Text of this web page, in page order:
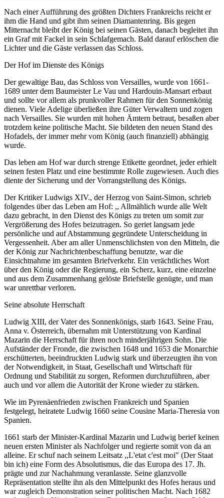
Nach einer Aufführung des größten Dichters Frankreichs reicht er
ihm die Hand und gibt ihm seinen Diamantenring. Bis gegen
Mitternacht bleibt der König bei seinen Gästen, danach begleitet ihn
ein Graf mit Fackel in sein Schlafgemach. Bald darauf erlöschen die
Lichter und die Gäste verlassen das Schloss.
Der Hof im Dienste des Königs
Der gewaltige Bau, das Schloss von Versailles, wurde von 1661-
1689 unter dem Baumeister Le Vau und Hardouin-Mansart erbaut
und sollte vor allem als prunkvoller Rahmen für den Sonnenkönig
dienen. Viele Adelige überließen ihre Güter Verwaltern und zogen
nach Versailles. Sie wurden mit hohen Ämtern betraut, besaßen aber
trotzdem keine politische Macht. Sie bildeten den neuen Stand des
Hofadels, der immer mehr vom König (auch finanziell) abhängig
wurde.
Das leben am Hof war durch strenge Etikette geordnet, jeder erhielt
seinen festen Platz und eine bestimmte Rolle zugewiesen. Auch dies
diente der Sicherung und der Vorrangstellung des Königs.
Der Kritiker Ludwigs XIV., der Herzog von Saint-Simon, schrieb
folgendes über das Leben am Hof: ,, Allmählich wurde alle Welt
dazu gebracht, in den Dienst des Königs zu treten um somit zur
Vergrößerung des Hofes beizutragen. So geriet langsam jede
persönliche und auf Abstammung gegründete Unterscheidung in
Vergessenheit. Aber am aller Unmenschlichsten von den Mitteln, die
der König zur Nachrichtenbeschaffung benutzte, war die
Einsichtnahme im gesamten Briefverkehr. Ein verächtliches Wort
über den König oder die Regierung, ein Scherz, kurz, eine einzelne
und aus dem Zusammenhang gelöste Briefstelle genügte, und man
war unrettbar verloren.
Seine absolute Herrschaft
Ludwig XIII, der Vater des Sonnenkönigs, starb 1643. Seine Frau,
Anna v. Österreich, übernahm mit Unterstützung von Kardinal
Mazarin die Herrschaft für ihren noch minderjährigen Sohn. Die
Aufständer der Fronde, die zwischen 1648 und 1653 die Monarchie
erschütterten, beeindruckten Ludwig stark und überzeugten ihn von
der Notwendigkeit, in Staat, Gesellschaft und Wirtschaft für
Ordnung und Stabilität zu sorgen, Reformen durchzuführen, aber
auch und vor allem die Autorität der Krone wieder zu stärken.
Wie im Pyrenäenfrieden zwischen Frankreich und Spanien
festgelegt, heiratete Ludwig 1660 seine Cousine Maria-Theresia von
Spanien.
1661 starb der Minister-Kardinal Mazarin und Ludwig berief keinen
neuen ersten Minister als Nachfolger und regierte somit von da an
alleine. Er schuf nach seinem Leitsatz ,,L'etat c'est moi" (Der Staat
bin ich) eine Form des Absolutismus, die das Europa des 17. Jh.
prägte und zur Nachahmung veranlasste. Seine glanzvolle
Repräsentation stellte ihn als den Mittelpunkt des Hofes heraus und
war zugleich Demonstration seiner politischen Macht. Nach 1682